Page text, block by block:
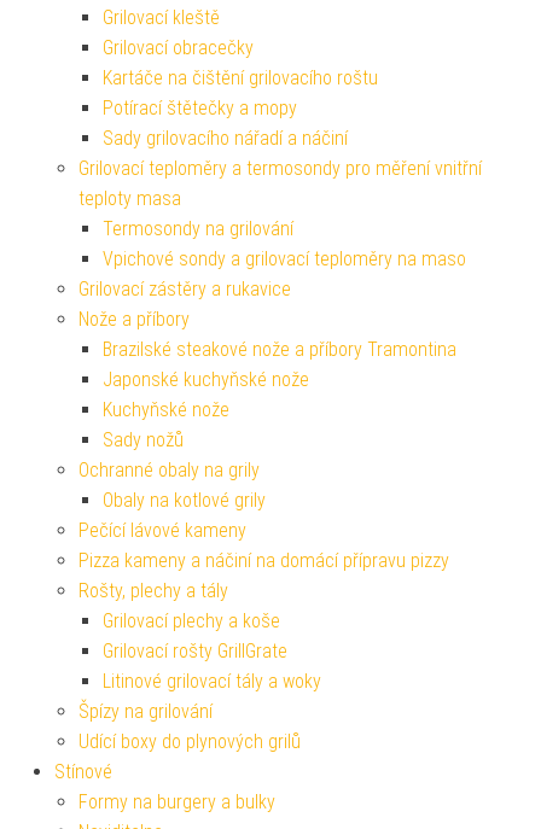
Grilovací kleště
Grilovací obracečky
Kartáče na čištění grilovacího roštu
Potírací štětečky a mopy
Sady grilovacího nářadí a náčiní
Grilovací teploměry a termosondy pro měření vnitřní
teploty masa
Termosondy na grilování
Vpichové sondy a grilovací teploměry na maso
Grilovací zástěry a rukavice
Nože a příbory
Brazilské steakové nože a příbory Tramontina
Japonské kuchyňské nože
Kuchyňské nože
Sady nožů
Ochranné obaly na grily
Obaly na kotlové grily
Pečící lávové kameny
Pizza kameny a náčiní na domácí přípravu pizzy
Rošty, plechy a tály
Grilovací plechy a koše
Grilovací rošty GrillGrate
Litinové grilovací tály a woky
Špízy na grilování
Udící boxy do plynových grilů
Stínové
Formy na burgery a bulky